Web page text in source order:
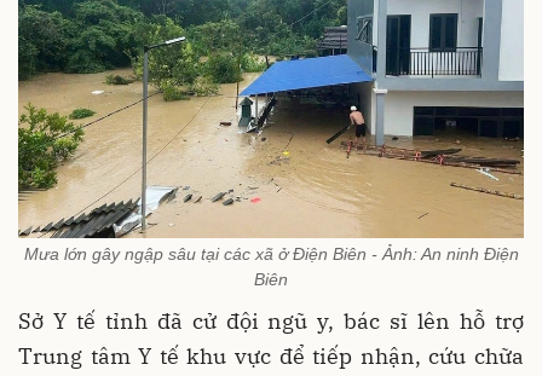
Mưa lớn gây ngập sâu tại các xã ở Điện Biên - Ảnh: An ninh Điện
Biên
Sở Y tế tỉnh đã cử đội ngũ y, bác sĩ lên hỗ trợ
Trung tâm Y tế khu vực để tiếp nhận, cứu chữa